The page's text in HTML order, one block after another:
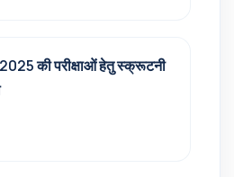
की परीक्षाओं हेतु स्क्रूटनी